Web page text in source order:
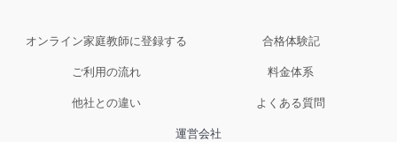
トレーニングの実用書などを集め、いろいろ調べなが
ら、毎日のメニューを組み、少しずつ強度を上げてい
ランニングなども、最初は１ｋｍ走るだけでもつらか
オンライン家庭教師に登録する 合格体験記
ご利用の流れ 料金体系
他社との違い よくある質問
運営会社